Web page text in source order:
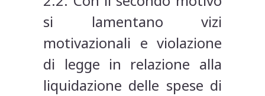
si lamentano vizi
motivazionali e violazione
di legge in relazione alla
liquidazione delle spese di